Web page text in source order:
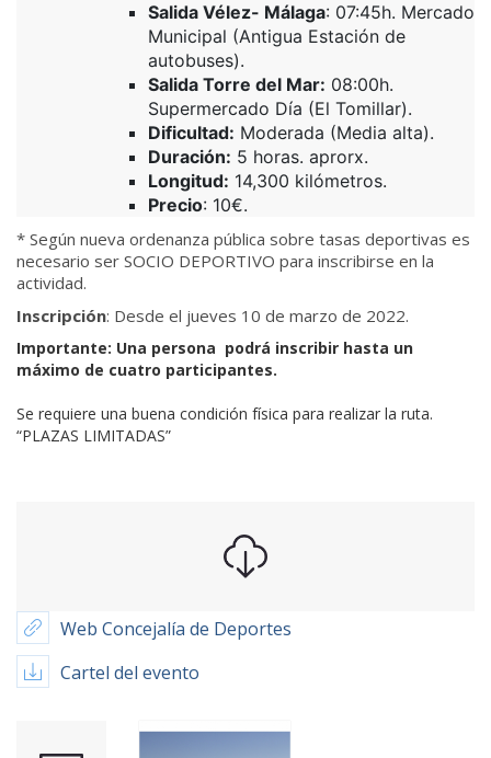
Salida Vélez- Málaga: 07:45h. Mercado
Municipal (Antigua Estación de
autobuses).
Salida Torre del Mar: 08:00h.
Supermercado Día (El Tomillar).
Dificultad: Moderada (Media alta).
Duración: 5 horas. aprorx.
Longitud: 14,300 kilómetros.
Precio: 10€.
* Según nueva ordenanza pública sobre tasas deportivas es
necesario ser SOCIO DEPORTIVO para inscribirse en la
actividad.
Inscripción: Desde el jueves 10 de marzo de 2022.
Importante: Una persona podrá inscribir hasta un
máximo de cuatro participantes.
Se requiere una buena condición física para realizar la ruta.
“PLAZAS LIMITADAS”
Web Concejalía de Deportes
Cartel del evento